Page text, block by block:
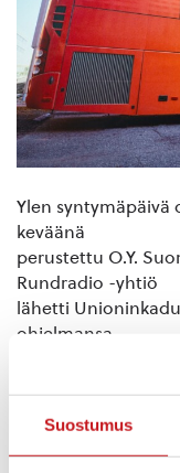
Suostumus
Ylen syntymäpäivä
keväänä
perustettu O.Y.
Rundradio -yhtiö
lähetti
ohjelmansa.
On siis suuren,
tervetuloa mukaan!
Yle 100 -bussi on